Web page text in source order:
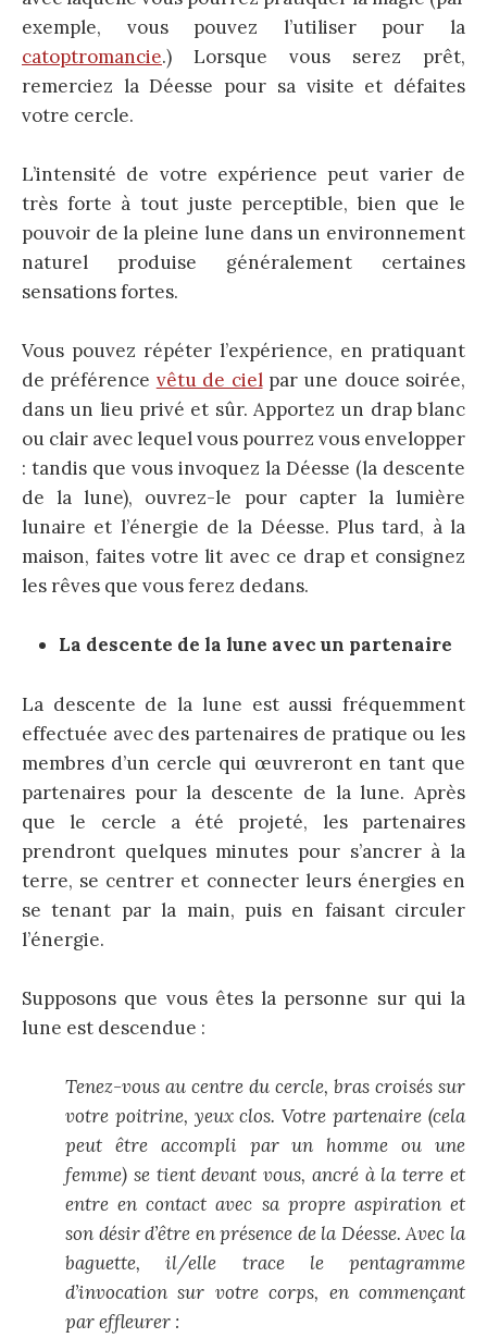
exemple, vous pouvez l’utiliser pour la
catoptromancie.) Lorsque vous serez prêt,
remerciez la Déesse pour sa visite et défaites
votre cercle.
L’intensité de votre expérience peut varier de
très forte à tout juste perceptible, bien que le
pouvoir de la pleine lune dans un environnement
naturel produise généralement certaines
sensations fortes.
Vous pouvez répéter l’expérience, en pratiquant
de préférence vêtu de cielpar une douce soirée,
dans un lieu privé et sûr. Apportez un drap blanc
ou clair avec lequel vous pourrez vous envelopper
: tandis que vous invoquez la Déesse (la descente
de la lune), ouvrez-le pour capter la lumière
lunaire et l’énergie de la Déesse. Plus tard, à la
maison, faites votre lit avec ce drap et consignez
les rêves que vous ferez dedans.
La descente de la lune avec un partenaire
La descente de la lune est aussi fréquemment
effectuée avec des partenaires de pratique ou les
membres d’un cercle qui œuvreront en tant que
partenaires pour la descente de la lune. Après
que le cercle a été projeté, les partenaires
prendront quelques minutes pour s’ancrer à la
terre, se centrer et connecter leurs énergies en
se tenant par la main, puis en faisant circuler
l’énergie.
Supposons que vous êtes la personne sur qui la
lune est descendue :
Tenez-vous au centre du cercle, bras croisés sur
votre poitrine, yeux clos. Votre partenaire (cela
peut être accompli par un homme ou une
femme) se tient devant vous, ancré à la terre et
entre en contact avec sa propre aspiration et
son désir d’être en présence de la Déesse. Avec la
baguette, il/elle trace le pentagramme
d’invocation sur votre corps, en commençant
par effleurer :